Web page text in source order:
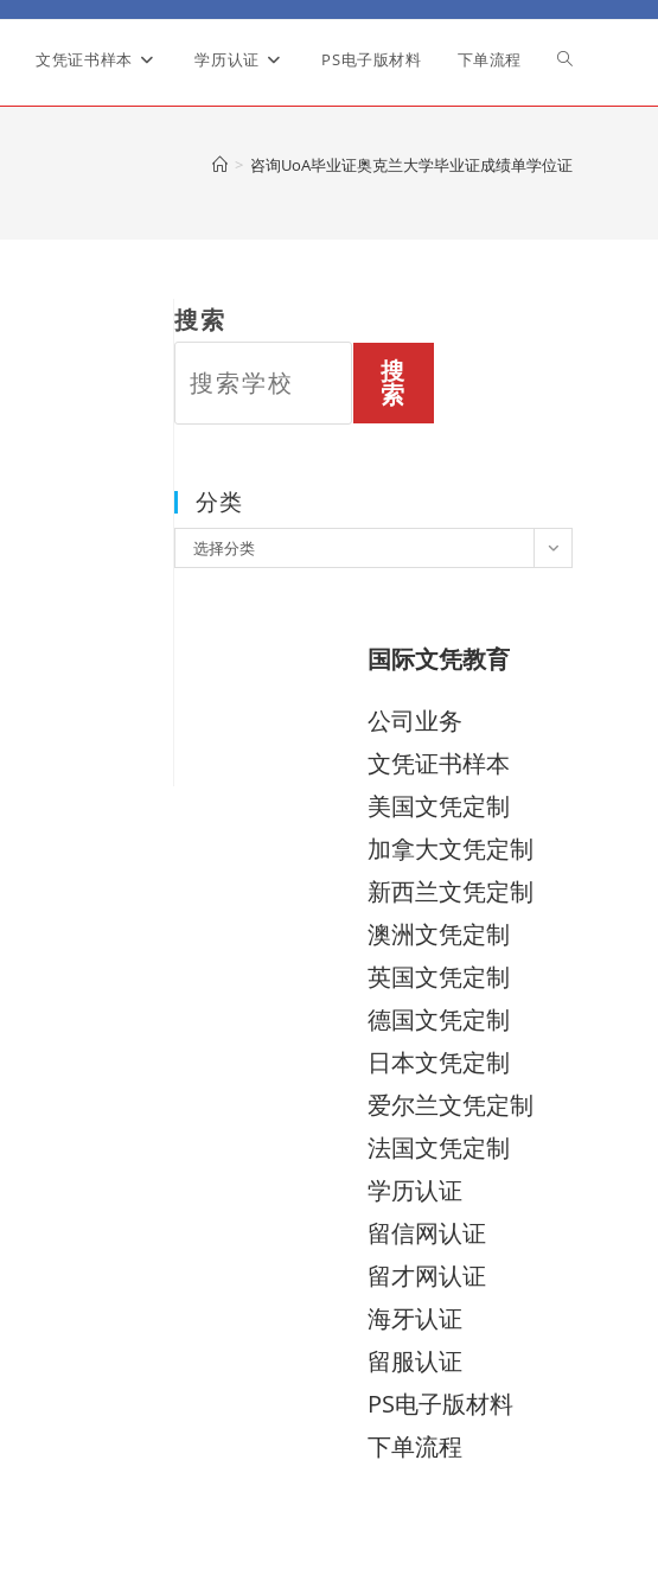
文凭证书样本 学历认证 PS电子版材料 下单流程 Toggle
> 咨询UoA毕业证奥克兰大学毕业证成绩单学位证
搜索
搜
索
分类
类
选择分类
国际文凭教育
公司业务
文凭证书样本
美国文凭定制
加拿大文凭定制
新西兰文凭定制
澳洲文凭定制
英国文凭定制
德国文凭定制
日本文凭定制
爱尔兰文凭定制
法国文凭定制
学历认证
留信网认证
留才网认证
海牙认证
留服认证
PS电子版材料
下单流程